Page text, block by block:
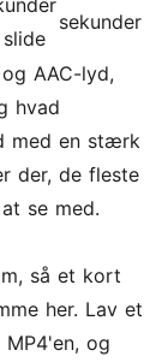
sekunder
AAC-lyd,
hvad
med en stærk
der, de fleste
se med.
så et kort
her. Lav et
og